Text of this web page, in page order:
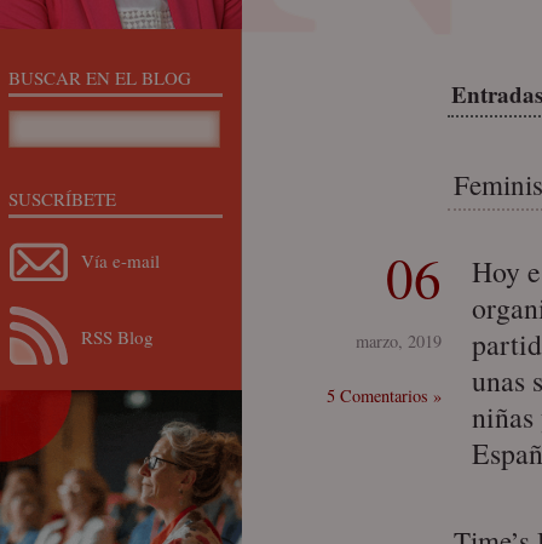
06
marzo, 2019
5 Comentarios »
Hoy
unas
BUSCAR EN EL BLOG
SUSCRÍBETE
Vía e-mail
RSS Blog